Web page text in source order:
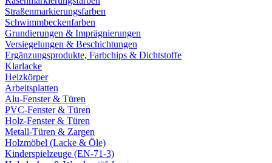
Straßenmarkierungsfarben
Schwimmbeckenfarben
Grundierungen & Imprägnierungen
Versiegelungen & Beschichtungen
Ergänzungsprodukte, Farbchips & Dichtstoffe
Klarlacke
Heizkörper
Arbeitsplatten
Alu-Fenster & Türen
PVC-Fenster & Türen
Holz-Fenster & Türen
Metall-Türen & Zargen
Holzmöbel (Lacke & Öle)
Kinderspielzeuge (EN-71-3)